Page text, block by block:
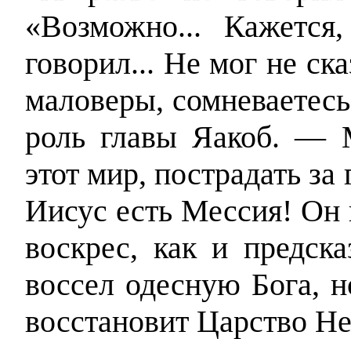
«Возможно...
говорил... Не мог не
маловеры,
роль главы Яакоб. —
этот мир, пострадать
Иисус есть Мессия! Он
воскрес, как и
воссел одесную Бога,
восстановит Царство